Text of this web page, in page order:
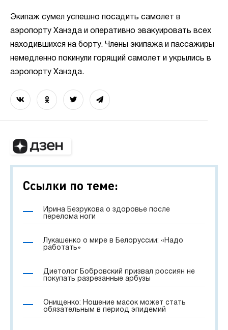
Экипаж сумел успешно посадить самолет в
аэропорту Ханэда и оперативно эвакуировать всех
находившихся на борту. Члены экипажа и пассажиры
немедленно покинули горящий самолет и укрылись в
аэропорту Ханэда.
Ссылки по теме:
Ирина Безрукова о здоровье после
перелома ноги
Лукашенко о мире в Белоруссии: «Надо
работать»
Диетолог Бобровский призвал россиян не
покупать разрезанные арбузы
Онищенко: Ношение масок может стать
обязательным в период эпидемий